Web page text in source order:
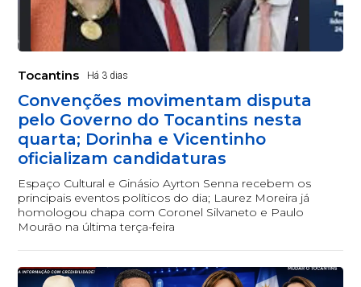
Tocantins Há 3 dias
Convenções movimentam disputa
pelo Governo do Tocantins nesta
quarta; Dorinha e Vicentinho
oficializam candidaturas
Espaço Cultural e Ginásio Ayrton Senna recebem os
principais eventos políticos do dia; Laurez Moreira já
homologou chapa com Coronel Silvaneto e Paulo
Mourão na última terça-feira